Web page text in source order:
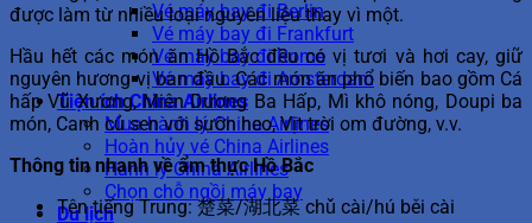
Vé máy bay đi Berlin
Vé máy bay đi Frankfurt
Vé máy bay đi Rome
Vé máy bay đi Amsterdam
Tiện ích China Airlines
Mua hành lý China Airlines
Hoàn hủy vé China Airlines
Hành lý China Airlines
Chọn chỗ ngồi máy bay
Du lịch
được làm từ nhiều loại nguyên liệu thay vì một.
Hầu hết các món ăn Hồ Bắc đều có vị tươi và hơi cay, giữ
nguyên hương vị ban đầu. Các món ăn phổ biến bao gồm Cá
hấp Vũ Xương, Miên Dương Ba Hấp, Mì khô nóng, Doupi ba
món, Canh củ sen với sườn heo, Vịt trời om đường, v.v.
Thông tin nhanh về ẩm thực Hồ Bắc
Tên tiếng Trung: 楚菜/湖北菜 chǔ cài/hú běi cài